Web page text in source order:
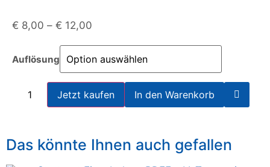
€ 8,00 – € 12,00
Auflösung
Jetzt kaufen In den Warenkorb
Das könnte Ihnen auch gefallen